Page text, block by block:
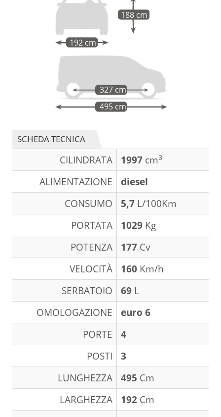
192 cm
188 cm
495 cm
327 cm
SCHEDA TECNICA
CILINDRATA 1997 cm3
ALIMENTAZIONE
diesel
CONSUMO
5,7 L/100Km
PORTATA
1029 Kg
POTENZA
177 Cv
VELOCITÀ
160 Km/h
SERBATOIO
69 L
OMOLOGAZIONE
euro 6
PORTE
4
POSTI
3
LUNGHEZZA
495 Cm
LARGHEZZA
192 Cm